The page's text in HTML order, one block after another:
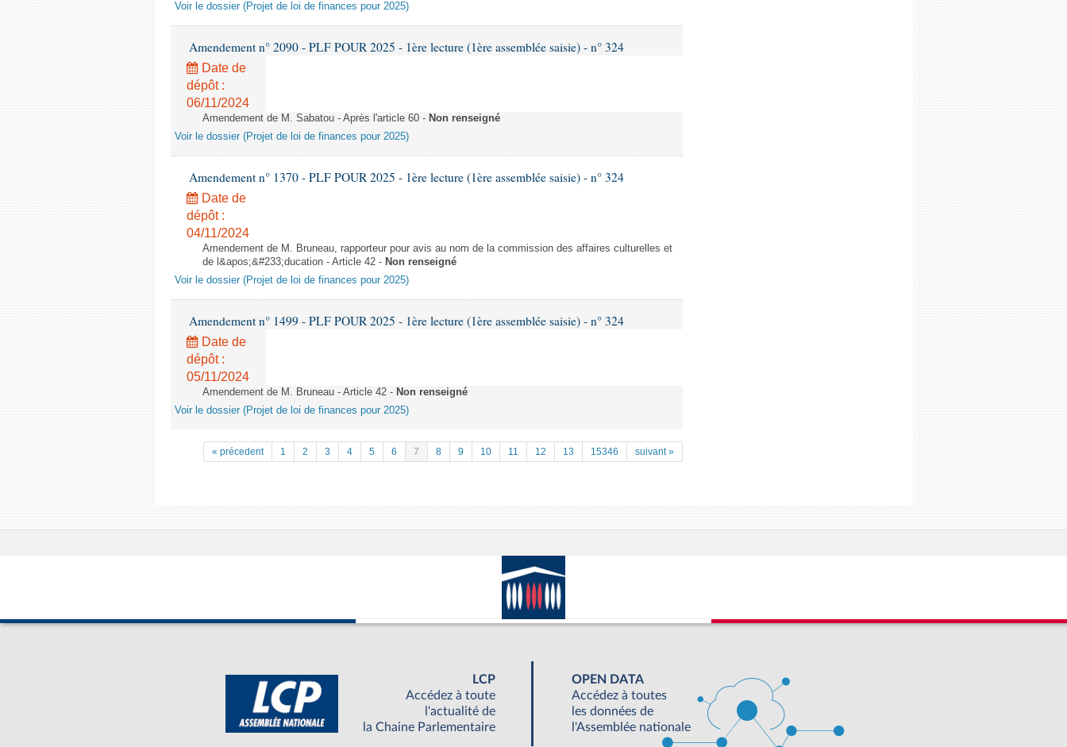
Voir le dossier (Projet de loi de finances pour 2025)
Amendement n° 2090 - PLF POUR 2025 - 1ère lecture (1ère assemblée saisie) - n° 324
Date de
dépôt :
06/11/2024
Amendement de M. Sabatou - Après l'article 60 - Non renseigné
Voir le dossier (Projet de loi de finances pour 2025)
Amendement n° 1370 - PLF POUR 2025 - 1ère lecture (1ère assemblée saisie) - n° 324
Date de
dépôt :
04/11/2024
Amendement de M. Bruneau, rapporteur pour avis au nom de la commission des affaires culturelles et
de l&apos;&#233;ducation - Article 42 - Non renseigné
Voir le dossier (Projet de loi de finances pour 2025)
Amendement n° 1499 - PLF POUR 2025 - 1ère lecture (1ère assemblée saisie) - n° 324
Date de
dépôt :
05/11/2024
Amendement de M. Bruneau - Article 42 - Non renseigné
Voir le dossier (Projet de loi de finances pour 2025)
« précedent 1 2 3 4 5 6 7 8 9 10 11 12 13 15346 suivant »
LCP
Accédez à toute
l'actualité de
la Chaine Parlementaire
OPEN DATA
Accédez à toutes
les données de
l'Assemblée nationale